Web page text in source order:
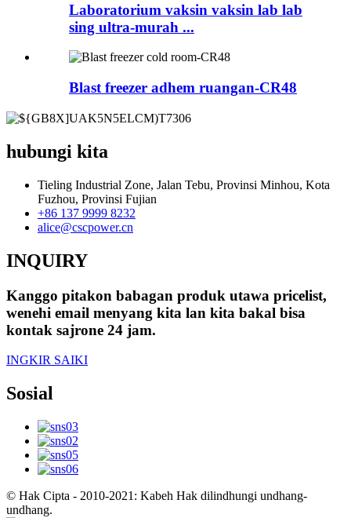
Laboratorium vaksin vaksin lab lab
sing ultra-murah ...
Blast freezer adhem ruangan-CR48
hubungi kita
Tieling Industrial Zone, Jalan Tebu, Provinsi Minhou, Kota
Fuzhou, Provinsi Fujian
+86 137 9999 8232
alice@cscpower.cn
INQUIRY
Kanggo pitakon babagan produk utawa pricelist,
wenehi email menyang kita lan kita bakal bisa
kontak sajrone 24 jam.
INGKIR SAIKI
Sosial
© Hak Cipta - 2010-2021: Kabeh Hak dilindhungi undhang-
undhang.